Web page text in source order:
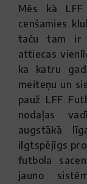
Mēs kā
cenšamies
taču tam ir
attiecas
ka katru
meiteņu un
pauž LFF
nodaļas
augstākā
ilgtspējīgs
futbola
jauno